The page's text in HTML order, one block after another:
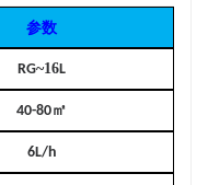
参数
RG~16L
40-80㎡
6L/h